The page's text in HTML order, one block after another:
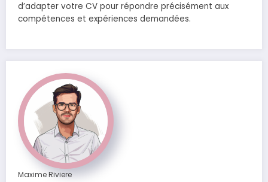
d’adapter votre CV pour répondre précisément aux
compétences et expériences demandées.
Maxime Riviere